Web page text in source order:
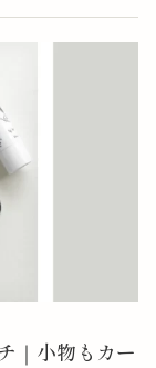
｜小物もカー